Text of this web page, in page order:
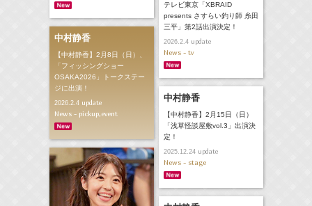
テレビ東京「XBRAID
presents さすらい釣り師 糸田
三平」第2話出演決定！
2026.2.4update
News - tv
中村静香
【中村静香】2月8日（日）、
「フィッシングショー
OSAKA2026」トークステー
ジに出演！
2026.2.4update
News - pickup,event
中村静香
【中村静香】2月15日（日）
「浅草怪談屋敷vol.3」出演決
定！
2025.12.24update
News - stage